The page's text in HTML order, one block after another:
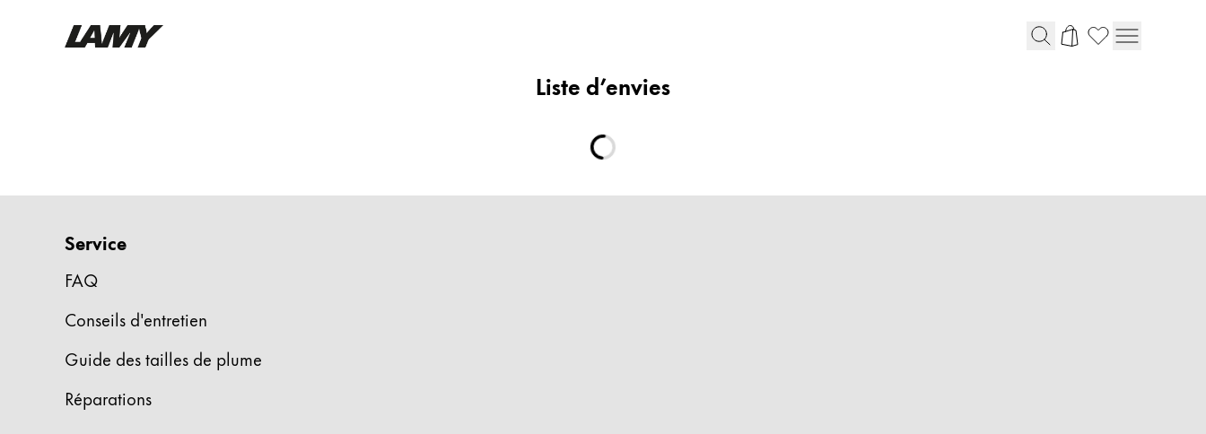
Stylo à pression/à vis
Stylo multi-système
Pour Android
Peinture et Dessiner
Liste d’envies
Service
FAQ
Conseils d'entretien
Guide des tailles de plume
Réparations